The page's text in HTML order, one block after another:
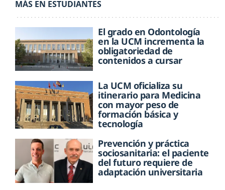
MÁS EN ESTUDIANTES
El grado en Odontología
en la UCM incrementa la
obligatoriedad de
contenidos a cursar
La UCM oficializa su
itinerario para Medicina
con mayor peso de
formación básica y
tecnología
Prevención y práctica
sociosanitaria: el paciente
del futuro requiere de
adaptación universitaria